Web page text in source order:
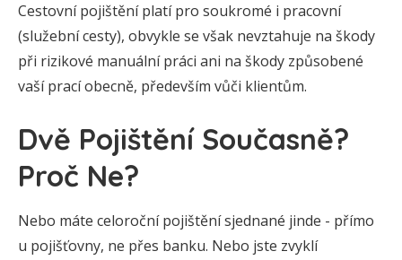
Cestovní pojištění platí pro soukromé i pracovní
(služební cesty), obvykle se však nevztahuje na škody
při rizikové manuální práci ani na škody způsobené
vaší prací obecně, především vůči klientům.
Dvě Pojištění Současně?
Proč Ne?
Nebo máte celoroční pojištění sjednané jinde - přímo
u pojišťovny, ne přes banku. Nebo jste zvyklí